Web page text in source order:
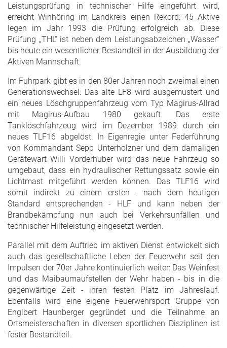
Leistungsprüfung in technischer Hilfe eingeführt wird,
erreicht Winhöring im Landkreis einen Rekord: 45 Aktive
legen im Jahr 1993 die Prüfung erfolgreich ab. Diese
Prüfung „THL“ ist neben dem Leistungsabzeichen „Wasser“
bis heute ein wesentlicher Bestandteil in der Ausbildung der
Aktiven Mannschaft.
Im Fuhrpark gibt es in den 80er Jahren noch zweimal einen
Generationswechsel: Das alte LF8 wird ausgemustert und
ein neues Löschgruppenfahrzeug vom Typ Magirus-Allrad
mit Magirus-Aufbau 1980 gekauft. Das erste
Tanklöschfahrzeug wird im Dezember 1989 durch ein
neues TLF16 abgelöst. In Eigenregie unter Federführung
von Kommandant Sepp Unterholzner und dem damaligen
Gerätewart Willi Vorderhuber wird das neue Fahrzeug so
umgebaut, dass ein hydraulischer Rettungssatz sowie ein
Lichtmast mitgeführt werden können. Das TLF16 wird
somit indirekt zu einem ersten - nach dem heutigen
Standard entsprechenden - HLF und kann neben der
Brandbekämpfung nun auch bei Verkehrsunfällen und
technischer Hilfeleistung eingesetzt werden.
Parallel mit dem Auftrieb im aktiven Dienst entwickelt sich
auch das gesellschaftliche Leben der Feuerwehr seit den
Impulsen der 70er Jahre kontinuierlich weiter: Das Weinfest
und das Maibaumaufstellen der Wehr haben - bis in die
gegenwärtige Zeit - ihren festen Platz im Jahreslauf.
Ebenfalls wird eine eigene Feuerwehrsport Gruppe von
Englbert Haunberger gegründet und die Teilnahme an
Ortsmeisterschaften in diversen sportlichen Disziplinen ist
fester Bestandteil.